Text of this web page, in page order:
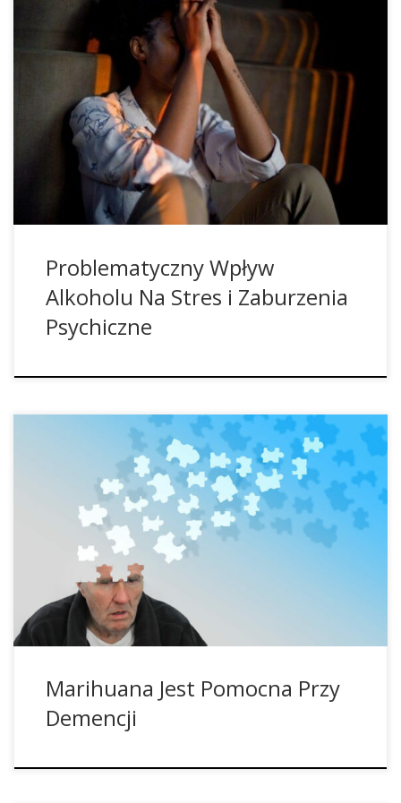
Już od lat toczy się debata na temat wpływu różnych
substancji na ludzką psychikę. W czasach, gdy dla
większości ludzi stres jest normalnym zjawiskiem, a liczba
chorób psychicznych stale rośnie, warto przyjrzeć się
używkom oraz narkotykom, takim jak alkohol, które są
wzmacniającymi czynnikami, a nawet przyczynami stresu i
problemów psychicznych. […]
Problematyczny Wpływ
Alkoholu Na Stres i Zaburzenia
Psychiczne
Cannabis Pomaga w Leczeniu Demencji Każdego roku na
całym świecie diagnozuje się 10 milionów przypadków
demencji. THC i ekstrakty CBD mogą w tych schorzeniach
pomóc. Demencja jest poważną chorobą zwyrodnieniową
mózgu, a jej najczęstszymi objawami są stany pobudzenia i
utrata masy ciała. Istnieje wiele terapii farmakologicznych, a
ekstrakty z konopi […]
Marihuana Jest Pomocna Przy
Demencji